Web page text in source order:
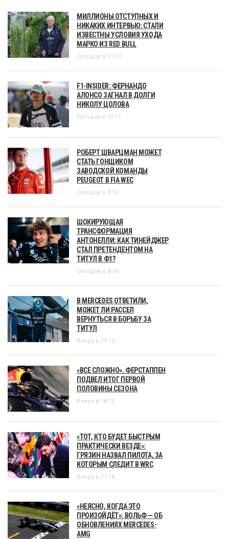
МИЛЛИОНЫ ОТСТУПНЫХ И
НИКАКИХ ИНТЕРВЬЮ: СТАЛИ
ИЗВЕСТНЫ УСЛОВИЯ УХОДА
МАРКО ИЗ RED BULL
Сегодня в 11:12
F1-INSIDER: ФЕРНАНДО
АЛОНСО ЗАГНАЛ В ДОЛГИ
НИКОЛУ ЦОЛОВА
Сегодня в 10:11
РОБЕРТ ШВАРЦМАН МОЖЕТ
СТАТЬ ГОНЩИКОМ
ЗАВОДСКОЙ КОМАНДЫ
PEUGEOT В FIA WEC
Сегодня в 9:10
ШОКИРУЮЩАЯ
ТРАНСФОРМАЦИЯ
АНТОНЕЛЛИ: КАК ТИНЕЙДЖЕР
СТАЛ ПРЕТЕНДЕНТОМ НА
ТИТУЛ В Ф1?
Сегодня в 8:30
В MERCEDES ОТВЕТИЛИ,
МОЖЕТ ЛИ РАССЕЛ
ВЕРНУТЬСЯ В БОРЬБУ ЗА
ТИТУЛ
Вчера в 19:12
«ВСЕ СЛОЖНО». ФЕРСТАППЕН
ПОДВЕЛ ИТОГ ПЕРВОЙ
ПОЛОВИНЫ СЕЗОНА
Вчера в 18:15
«ТОТ, КТО БУДЕТ БЫСТРЫМ
ПРАКТИЧЕСКИ ВЕЗДЕ»:
ГРЯЗИН НАЗВАЛ ПИЛОТА, ЗА
КОТОРЫМ СЛЕДИТ В WRC
Вчера в 17:18
«НЕЯСНО, КОГДА ЭТО
ПРОИЗОЙДЁТ»: ВОЛЬФ — ОБ
ОБНОВЛЕНИЯХ MERCEDES-
AMG